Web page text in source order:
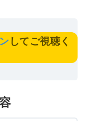
してご視聴く